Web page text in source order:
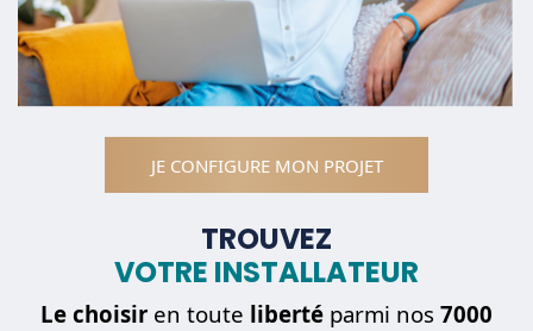
JE CONFIGURE MON PROJET
TROUVEZ
VOTRE INSTALLATEUR
Le choisir en toute liberté parmi nos 7000